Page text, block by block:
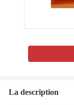
La description